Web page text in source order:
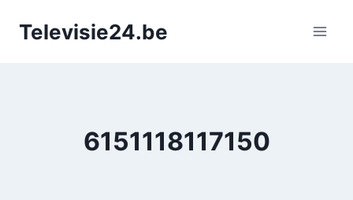
naarTelevisie24.be
6151118117150